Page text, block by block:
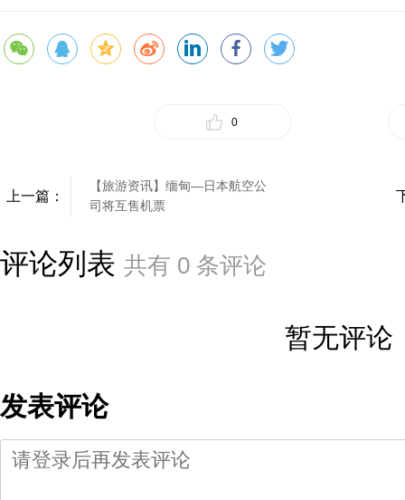
0
上一篇：
【旅游资讯】缅甸—日本航空公
司将互售机票
评论列表 共有 0 条评论
暂无评论
发表评论